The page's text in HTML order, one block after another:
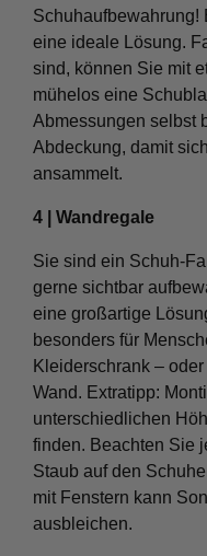
Schuhaufbewahrung!
eine ideale Lösung.
sind, können Sie mit
mühelos eine
Abmessungen selbst
Abdeckung, damit
ansammelt.
4 | Wandregale
Sie sind ein Schuh-
gerne sichtbar
eine großartige
besonders für
Kleiderschrank –
Wand. Extratipp:
unterschiedlichen
finden. Beachten Sie
Staub auf den
mit Fenstern kann
ausbleichen.